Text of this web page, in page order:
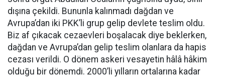
dışına çekildi. Bununla kalınmadı dağdan ve
Avrupa’dan iki PKK’li grup gelip devlete teslim oldu.
Biz af çıkacak cezaevleri boşalacak diye beklerken,
dağdan ve Avrupa’dan gelip teslim olanlara da hapis
cezası verildi. O dönem askeri vesayetin hâlâ hâkim
olduğu bir dönemdi. 2000’li yılların ortalarına kadar